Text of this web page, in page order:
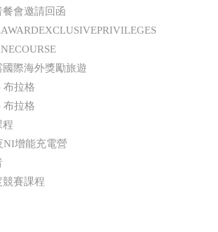
餐會邀請回函
際海外獎勵旅遊
布拉格
布拉格
程
NI增能充電營
競賽課程